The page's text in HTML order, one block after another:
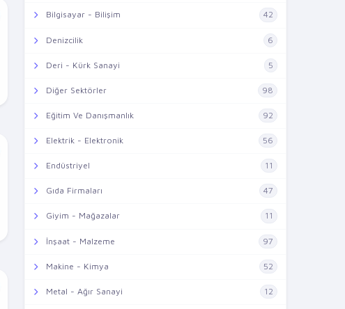
Bilgisayar - Bilişim 42
Denizcilik 6
Deri - Kürk Sanayi 5
Diğer Sektörler 98
Eğitim Ve Danışmanlık 92
Elektrik - Elektronik 56
Endüstriyel 11
Gıda Firmaları 47
Giyim - Mağazalar 11
İnşaat - Malzeme 97
Makine - Kimya 52
Metal - Ağır Sanayi 12